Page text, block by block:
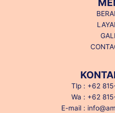
Tlp : +62
Wa : +62
E-mail :